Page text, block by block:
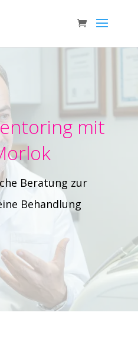
mit
Beratung zur
Behandlung